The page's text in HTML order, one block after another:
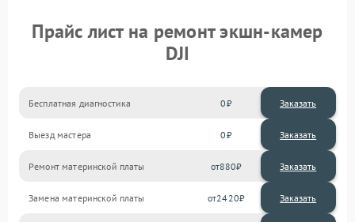
Прайс лист на ремонт экшн-камер
DJI
Бесплатная диагностика 0 Заказать
Выезд мастера 0 Заказать
Ремонт материнской платы 880
Замена материнской платы 2420